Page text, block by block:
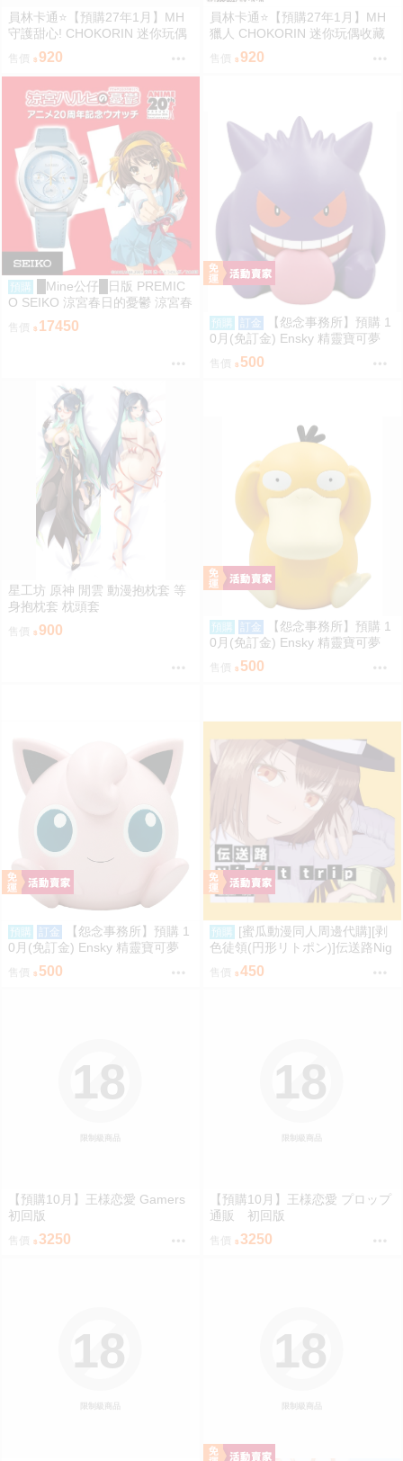
員林卡通⭐️【預購27年1月】MH
守護甜心! CHOKORIN 迷你玩偶
收藏集 第1彈 中盒6入 0813
售價 920
員林卡通⭐️【預購27年1月】MH
獵人 CHOKORIN 迷你玩偶收藏
集 第1彈 中盒6入 0813
售價 920
預購
█Mine公仔█日版 PREMIC
O SEIKO 涼宮春日的憂鬱 涼宮春
日 20周年紀念 20週年 手錶 聯名
手表
17450 預購 訂金
【怨念事務所】預購 1
0月(免訂金) Ensky 精靈寶可夢
神奇寶貝 軟膠時間系列 寶可夢存
錢筒 耿鬼 0816
500
星工坊 原神 閒雲 動漫抱枕套 等
身抱枕套 枕頭套
售價 900 預購 訂金
【怨念事務所】預購 1
0月(免訂金) Ensky 精靈寶可夢
神奇寶貝 軟膠時間系列 寶可夢存
錢筒 可達鴨 0816
售價 500
預購 訂金
【怨念事務所】預購 1
0月(免訂金) Ensky 精靈寶可夢
神奇寶貝 軟膠時間系列 寶可夢存
錢筒 胖丁 0816
售價 500
預購
[蜜瓜動漫同人周邊代購][剥
色徒領(円形リトポン)]伝送路Nig
ht trip(東方Project)(同人專輯)
售價 450
限制級商品
18
【預購10月】王様恋愛 Gamers
初回版
售價 3250
限制級商品
18
【預購10月】王様恋愛 プロップ
通販 初回版
售價 3250
限制級商品
18
限制級商品
18